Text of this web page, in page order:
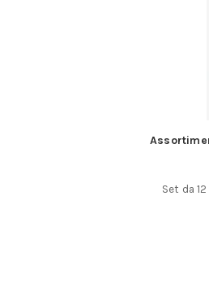
di 7 fogli di tela Micro Mesh